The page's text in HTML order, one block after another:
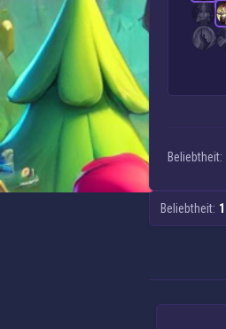
Beliebtheit:
Beliebtheit: